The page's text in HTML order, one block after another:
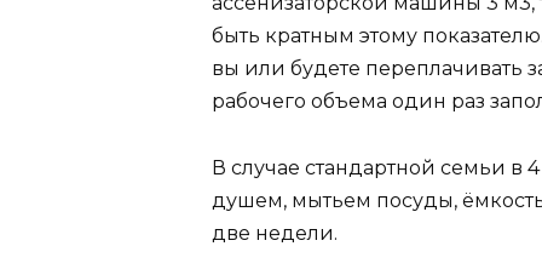
быть кратным этому
вы или будете переплачивать
рабочего объема один раз
В случае стандартной семьи в
душем, мытьем посуды,
две недели.